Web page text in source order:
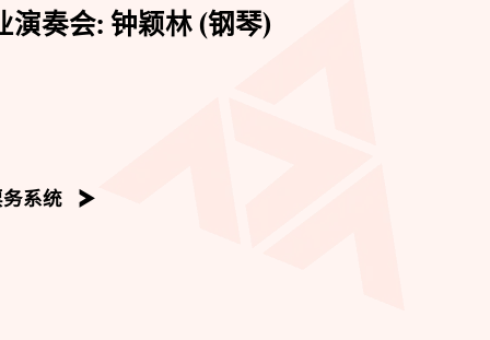
演奏会: 钟颖林 (钢琴)
系统